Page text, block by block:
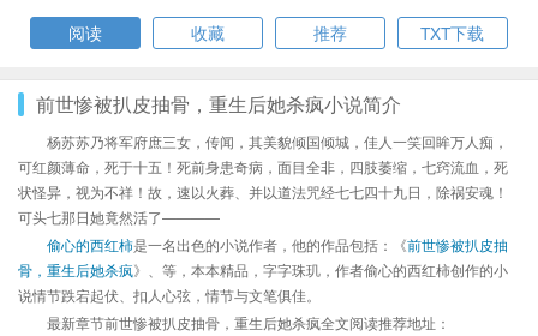
阅读
收藏 推荐 TXT下载
前世惨被扒皮抽骨，重生后她杀疯小说简介
杨苏苏乃将军府庶三女，传闻，其美貌倾国倾城，佳人一笑回眸万人痴，
可红颜薄命，死于十五！死前身患奇病，面目全非，四肢萎缩，七窍流血，死
状怪异，视为不祥！故，速以火葬、并以道法咒经七七四十九日，除祸安魂！
可头七那日她竟然活了————
偷心的西红柿是一名出色的小说作者，他的作品包括：《前世惨被扒皮抽
骨，重生后她杀疯》、等，本本精品，字字珠玑，作者偷心的西红柿创作的小
说情节跌宕起伏、扣人心弦，情节与文笔俱佳。
最新章节前世惨被扒皮抽骨，重生后她杀疯全文阅读推荐地址：